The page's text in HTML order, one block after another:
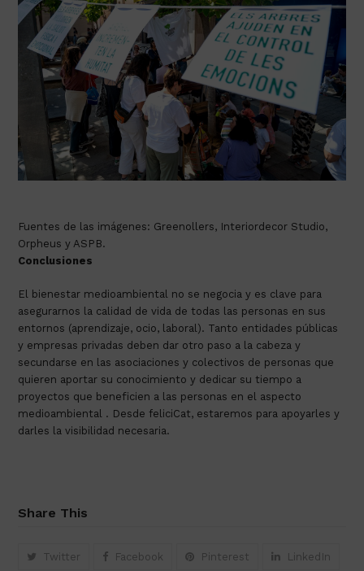
Fuentes de las imágenes: Greenollers, Interiordecor Studio,
Orpheus y ASPB.
Conclusiones
El bienestar medioambiental no se negocia y es clave para
asegurarnos la calidad de vida de todas las personas en sus
entornos (aprendizaje, ocio, laboral). Tanto entidades públicas
y empresas privadas deben dar otro paso a la cabeza y
secundarse en las asociaciones y colectivos de personas que
quieren aportar su conocimiento y dedicar su tiempo a
proyectos que beneficien a las personas en el aspecto
medioambiental . Desde feliciCat, estaremos para apoyarles y
darles la visibilidad necesaria.
Share This
Twitter Facebook Pinterest LinkedIn